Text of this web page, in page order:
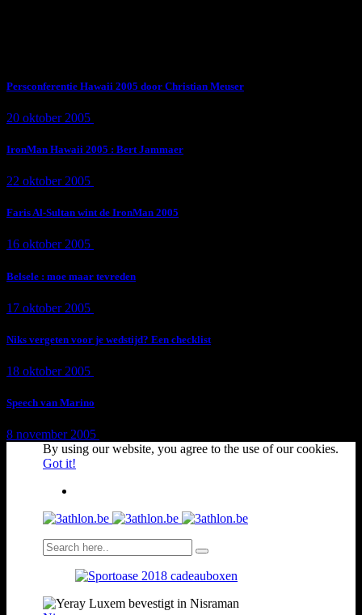
Persconferentie Hawaii 2005 door Christian Meuser
20 oktober 2005
IronMan Hawaii 2005 : Bert Jammaer
22 oktober 2005
Faris Al-Sultan wint de IronMan 2005
16 oktober 2005
Belsele : moe maar tevreden
17 oktober 2005
Niks vergeten voor je wedstijd? Een checklist
18 oktober 2005
Speech van Marino
8 november 2005
By using our website, you agree to the use of our cookies.
Got it!